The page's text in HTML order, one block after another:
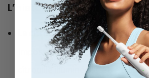
L’histoire des symboles
La citrouille-lanterne (Jack-o’-
Impossible d’imaginer Halloween
citrouille illuminée ! Cette